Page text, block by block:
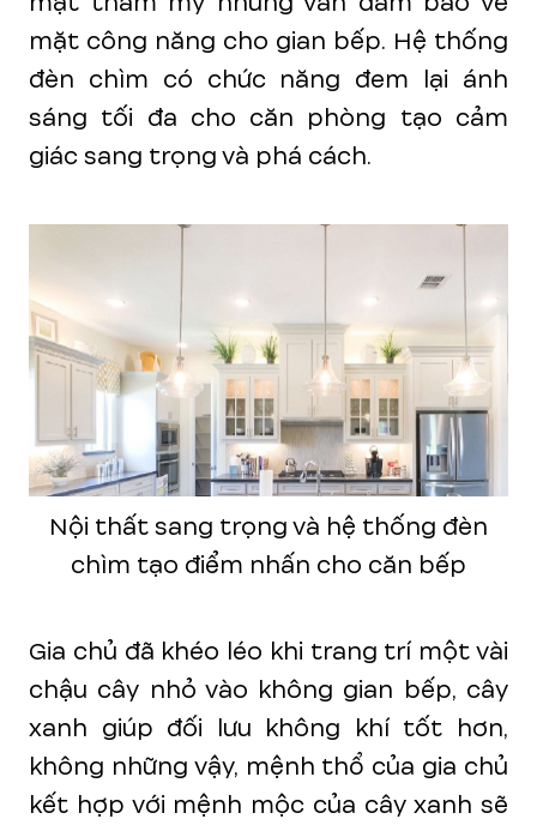
mặt công năng cho gian bếp. Hệ thống
đèn chìm có chức năng đem lại ánh
sáng tối đa cho căn phòng tạo cảm
giác sang trọng và phá cách.
Nội thất sang trọng và hệ thống đèn
chìm tạo điểm nhấn cho căn bếp
Gia chủ đã khéo léo khi trang trí một vài
chậu cây nhỏ vào không gian bếp, cây
xanh giúp đối lưu không khí tốt hơn,
không những vậy, mệnh thổ của gia chủ
kết hợp với mệnh mộc của cây xanh sẽ